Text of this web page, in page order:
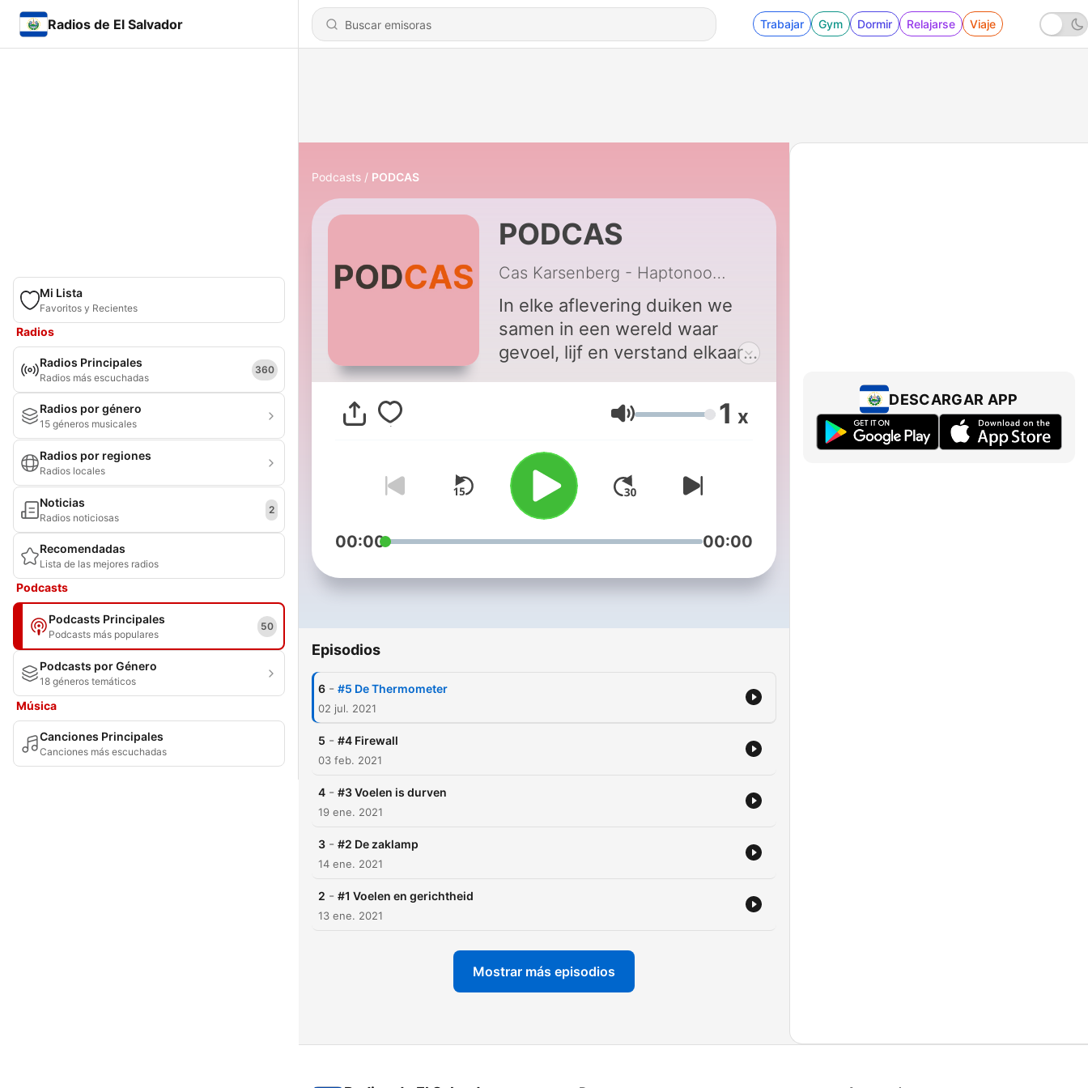
Radios de El Salvador Trabajar Gym Dormir Relajarse Viaje
Mi Lista
Favoritos y Recientes
Radios
Radios Principales
Radios más escuchadas
360
Radios por género
15 géneros musicales
Radios por regiones
Radios locales
Noticias
Radios noticiosas
2
Recomendadas
Lista de las mejores radios
Podcasts
Podcasts Principales
Podcasts más populares
50
Podcasts por Género
18 géneros temáticos
Música
Canciones Principales
Canciones más escuchadas
Podcasts PODCAS
PODCAS
Cas Karsenberg - Haptonoom
In elke aflevering duiken we
samen in een wereld waar
gevoel, lijf en verstand elkaar
verhalen, praktische
oefeningen en inspirerende
volwassenen en professionals
die willen ontdekken wat er
gebeurt als gevoel, lijf en
verstand samen uitblinken.
Volumen 1 x
00:00 00:00
Episodios
6 - #5 De Thermometer
02 jul. 2021
5 - #4 Firewall
03 feb. 2021
4 - #3 Voelen is durven
19 ene. 2021
3 - #2 De zaklamp
14 ene. 2021
2 - #1 Voelen en gerichtheid
13 ene. 2021
Mostrar más episodios
DESCARGAR APP